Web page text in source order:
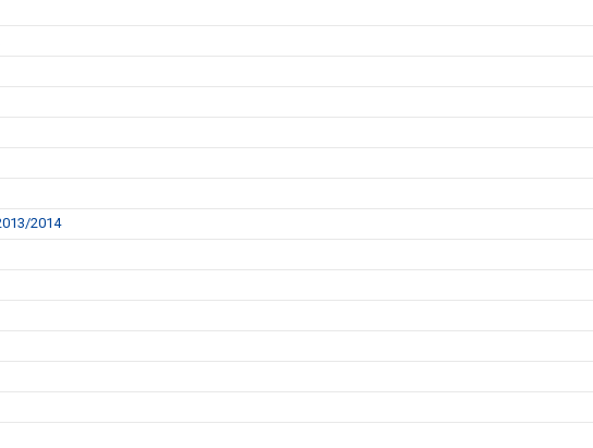
2014